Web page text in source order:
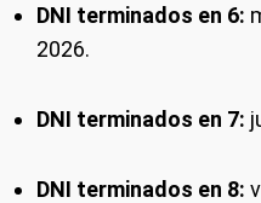
DNI terminados en 6:
2026.
DNI terminados en 7:
DNI terminados en 8: